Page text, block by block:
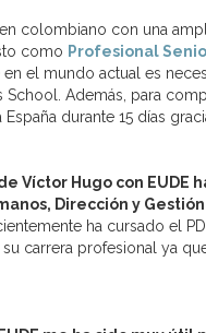
colombiano con una
como Profesional
el mundo actual es
School. Además, para
durante 15 días
Víctor Hugo con
Dirección y
ha cursado el
carrera profesional ya